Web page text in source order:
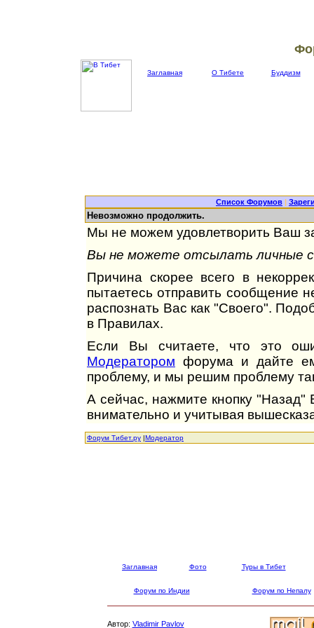
Заглавная О Тибете Буддизм
Список Форумов |
Невозможно продолжить.
Мы не можем удовлетворить Ваш
Вы не можете отсылать личные
Причина скорее всего в
пытаетесь отправить сообщение
распознать Вас как "Своего".
в Правилах.
Если Вы считаете, что это
Модератором форума и дайте
проблему, и мы решим проблему
А сейчас, нажмите кнопку
внимательно и учитывая
Форум Тибет.ру |Модератор
Заглавная Фото Туры в Тибет
Форум по Индии Форум по Непалу
Автор: Vladimir Pavlov